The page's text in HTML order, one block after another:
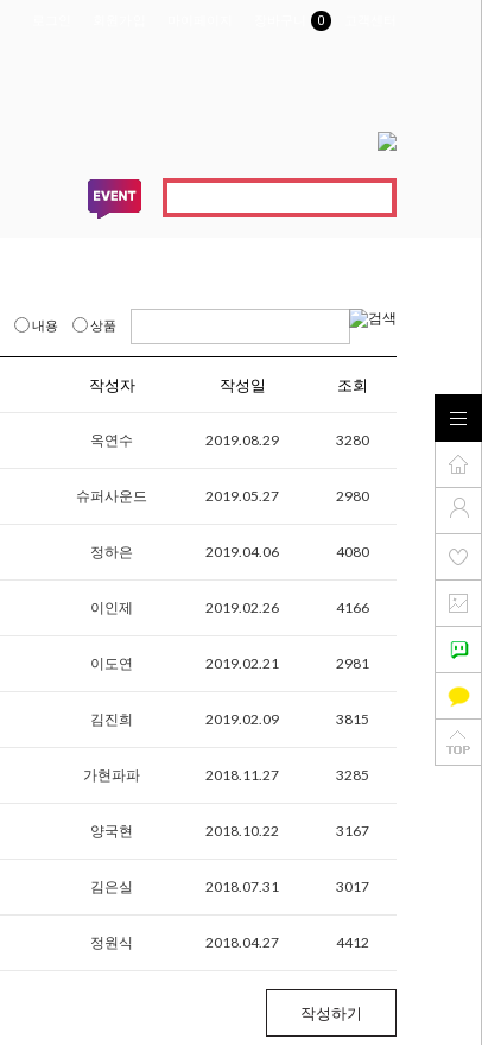
0
내용 상품
작성자 작성일 조회
옥연수 2019.08.29 3280
슈퍼사운드 2019.05.27 2980
정하은 2019.04.06 4080
이인제 2019.02.26 4166
이도연 2019.02.21 2981
김진희 2019.02.09 3815
가현파파 2018.11.27 3285
양국현 2018.10.22 3167
김은실 2018.07.31 3017
정원식 2018.04.27 4412
작성하기